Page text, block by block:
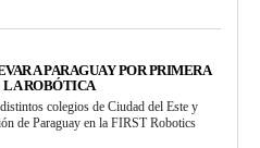
A PARAGUAY POR PRIMERA
ROBÓTICA
colegios de Ciudad del Este y
de Paraguay en la FIRST Robotics